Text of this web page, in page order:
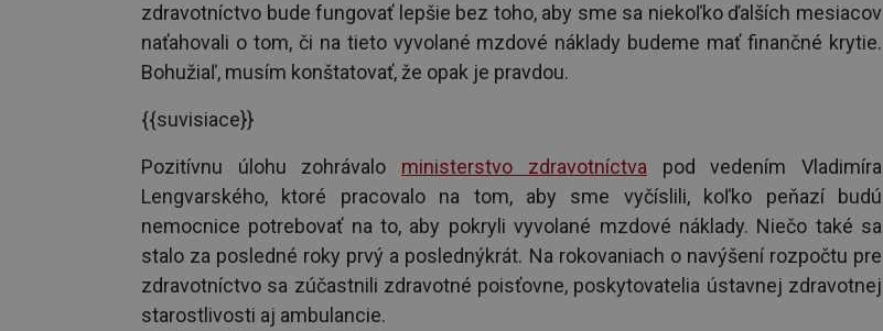
zdravotníctvo bude fungovať lepšie bez toho, aby sme sa niekoľko ďalších mesiacov
naťahovali o tom, či na tieto vyvolané mzdové náklady budeme mať finančné krytie.
Bohužiaľ, musím konštatovať, že opak je pravdou.
{{suvisiace}}
Pozitívnu úlohu zohrávalo ministerstvo zdravotníctva pod vedením Vladimíra
Lengvarského, ktoré pracovalo na tom, aby sme vyčíslili, koľko peňazí budú
nemocnice potrebovať na to, aby pokryli vyvolané mzdové náklady. Niečo také sa
stalo za posledné roky prvý a poslednýkrát. Na rokovaniach o navýšení rozpočtu pre
zdravotníctvo sa zúčastnili zdravotné poisťovne, poskytovatelia ústavnej zdravotnej
starostlivosti aj ambulancie.